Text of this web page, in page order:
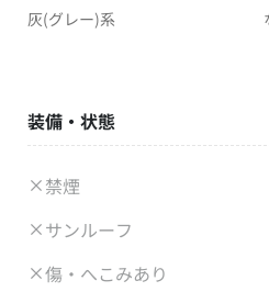
灰(グレー)系
装備・状態
禁煙
サンルーフ
傷・へこみあり